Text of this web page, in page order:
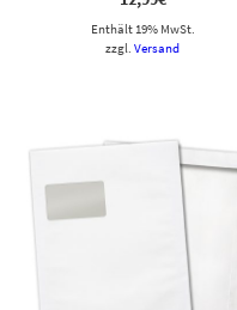
Enthält 19% MwSt.
zzgl.Versand